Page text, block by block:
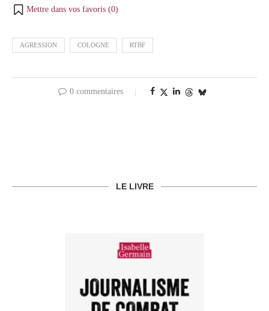
Mettre dans vos favoris (0)
AGRESSION COLOGNE RTBF
0 commentaires
LE LIVRE